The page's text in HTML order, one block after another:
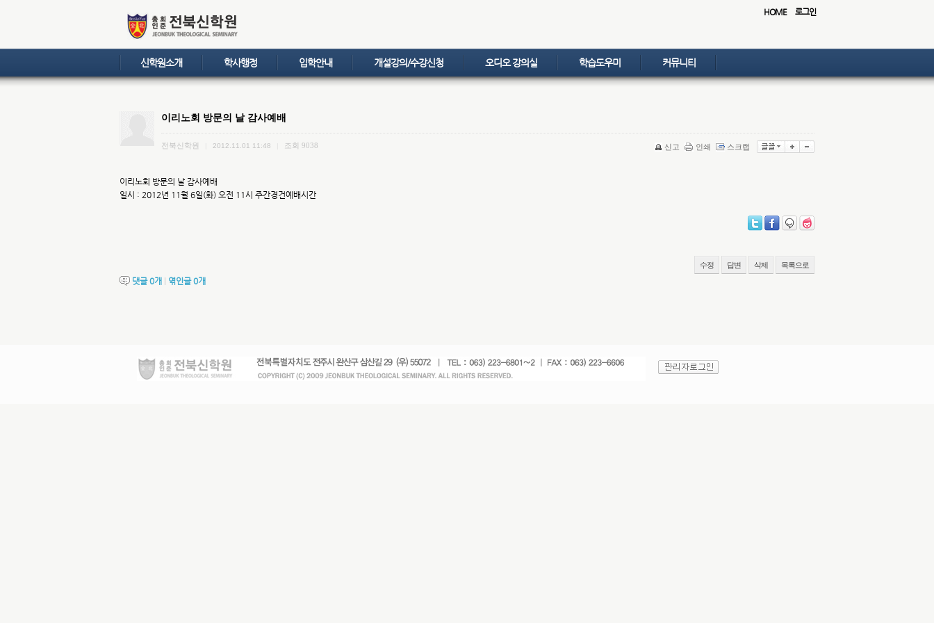
HOME 로그인
신학원소개 학사행정 입학안내 개설강의/수강신청 오디오 강의실 학습도우미 커뮤니티
이리노회 방문의 날 감사예배
전북신학원 2012.11.01 11:48 조회 9038 신고 인쇄 스크랩
이리노회 방문의 날 감사예배
일시 : 2012년 11월 6일(화) 오전 11시 주간경건예배시간
수정 답변 삭제 목록으로
댓글0개 엮인글0개